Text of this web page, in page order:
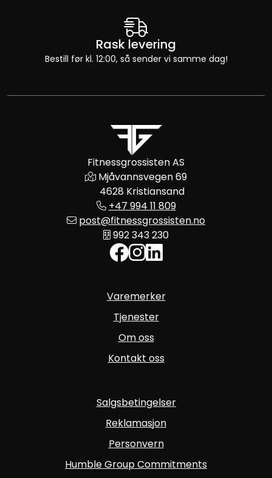
Rask levering
Bestill før kl. 12:00, så sender vi samme dag!
Fitnessgrossisten AS
Mjåvannsvegen 69
4628 Kristiansand
+47 994 11 809
post@fitnessgrossisten.no
992 343 230
Varemerker
Tjenester
Om oss
Kontakt oss
Salgsbetingelser
Reklamasjon
Personvern
Humble Group Commitments